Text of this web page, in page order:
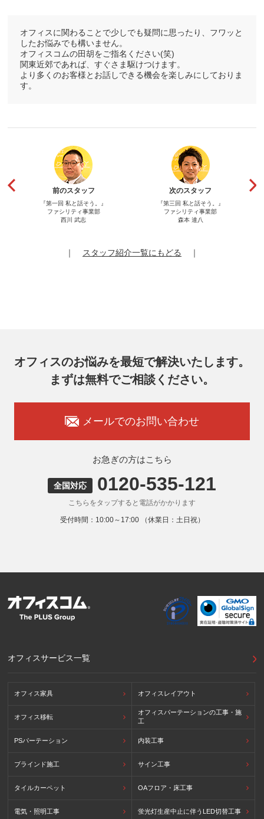
オフィスに関わることで少しでも疑問に思ったり、フワッと
したお悩みでも構いません。
オフィスコムの田胡をご指名ください(笑)
関東近郊であれば、すぐさま駆けつけます。
より多くのお客様とお話しできる機会を楽しみにしておりま
す。
前のスタッフ
『第一回 私と話そう。』
ファシリティ事業部
西川 武志
次のスタッフ
『第三回 私と話そう。』
ファシリティ事業部
森本 達八
｜ スタッフ紹介一覧にもどる ｜
オフィスのお悩みを最短で解決いたします。
まずは無料でご相談ください。
メールでのお問い合わせ
お急ぎの方はこちら
全国対応 0120-535-121
こちらをタップすると電話がかかります
受付時間：10:00～17:00 （休業日：土日祝）
オフィスサービス一覧
オフィス家具 オフィスレイアウト
オフィス移転
オフィスパーテーションの工事・施
工
PSパーテーション 内装工事
ブラインド施工 サイン工事
タイルカーペット OAフロア・床工事
電気・照明工事 蛍光灯生産中止に伴うLED切替工事